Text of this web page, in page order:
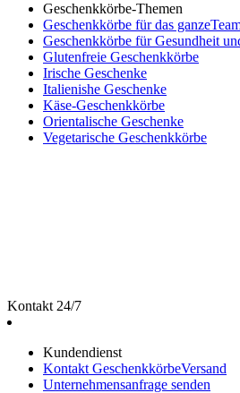
Geschenkkörbe-Themen
Geschenkkörbe für das
Geschenkkörbe für Gesundheit
Glutenfreie Geschenkkörbe
Irische Geschenke
Italienishe Geschenke
Käse-Geschenkkörbe
Orientalische Geschenke
Vegetarische Geschenkkörbe
Kontakt 24/7
Kundendienst
Kontakt GeschenkkörbeVersand
Unternehmensanfrage senden